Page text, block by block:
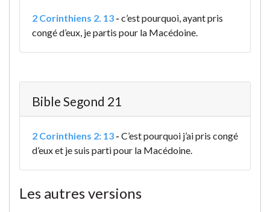
2 Corinthiens 2. 13 - c’est pourquoi, ayant pris
congé d’eux, je partis pour la Macédoine.
Bible Segond 21
2 Corinthiens 2: 13 - C’est pourquoi j’ai pris congé
d’eux et je suis parti pour la Macédoine.
Les autres versions